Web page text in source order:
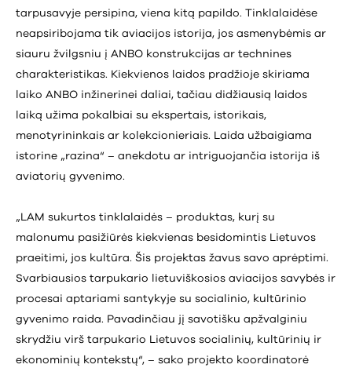
tarpusavyje persipina, viena kitą papildo. Tinklalaidėse
neapsiribojama tik aviacijos istorija, jos asmenybėmis ar
siauru žvilgsniu į ANBO konstrukcijas ar technines
charakteristikas. Kiekvienos laidos pradžioje skiriama
laiko ANBO inžinerinei daliai, tačiau didžiausią laidos
laiką užima pokalbiai su ekspertais, istorikais,
menotyrininkais ar kolekcionieriais. Laida užbaigiama
istorine „razina“ – anekdotu ar intriguojančia istorija iš
aviatorių gyvenimo.
„LAM sukurtos tinklalaidės – produktas, kurį su
malonumu pasižiūrės kiekvienas besidomintis Lietuvos
praeitimi, jos kultūra. Šis projektas žavus savo aprėptimi.
Svarbiausios tarpukario lietuviškosios aviacijos savybės ir
procesai aptariami santykyje su socialinio, kultūrinio
gyvenimo raida. Pavadinčiau jį savotišku apžvalginiu
skrydžiu virš tarpukario Lietuvos socialinių, kultūrinių ir
ekonominių kontekstų“, – sako projekto koordinatorė